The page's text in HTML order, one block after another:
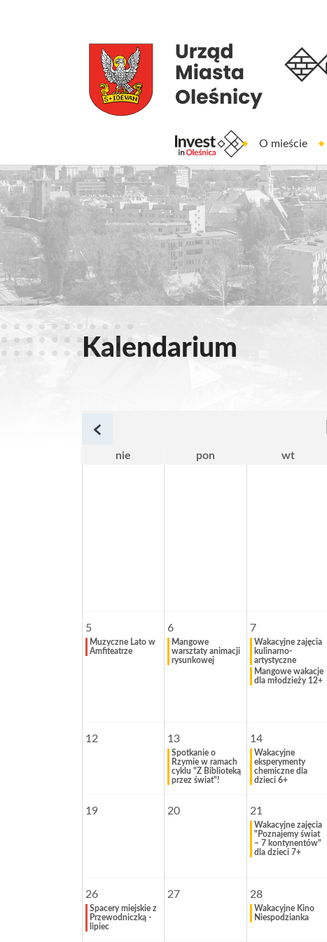
O mieście
Kalendarium
nie pon wt
5
Muzyczne Lato w
Amfiteatrze
6
Mangowe
warsztaty animacji
rysunkowej
7
Wakacyjne zajęcia
kulinarno-
artystyczne
Mangowe wakacje
dla młodzieży 12+
12 13
Spotkanie o
Rzymie w ramach
cyklu "Z Biblioteką
przez świat"!
14
Wakacyjne
eksperymenty
chemiczne dla
dzieci 6+
19 20 21
Wakacyjne zajęcia
"Poznajemy świat
– 7 kontynentów"
dla dzieci 7+
26
Spacery miejskie z
Przewodniczką -
lipiec
27 28
Wakacyjne Kino
Niespodzianka